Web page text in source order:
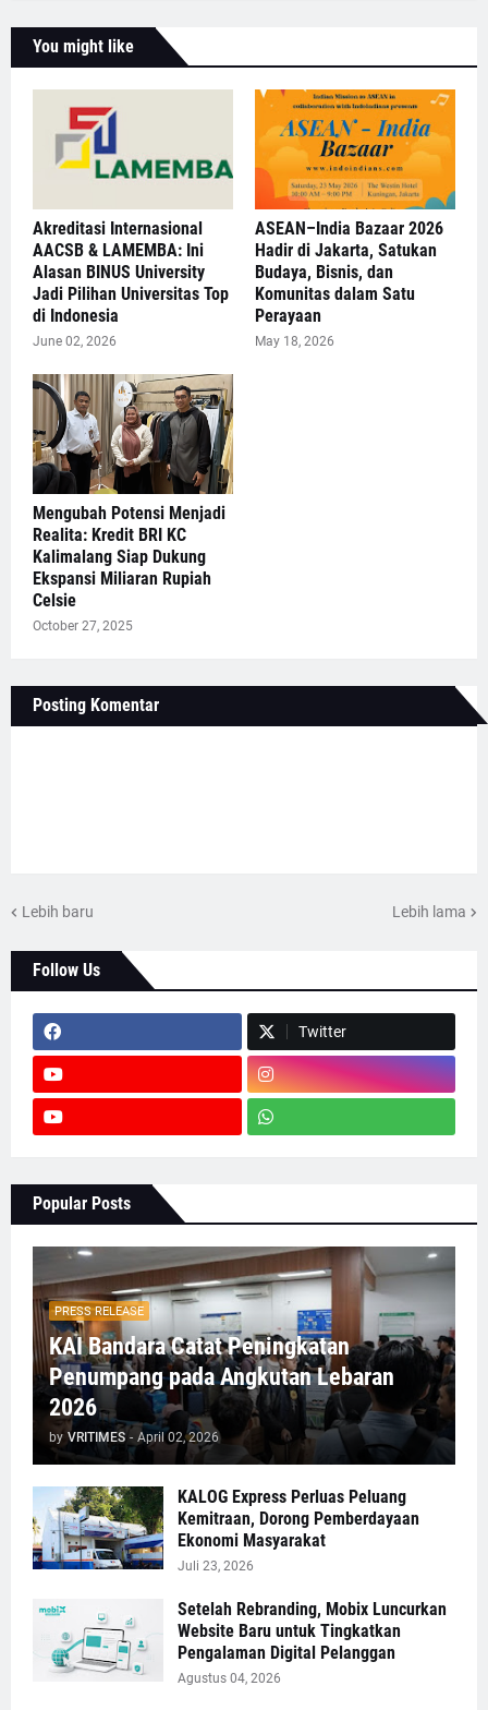
You might like
Akreditasi Internasional
AACSB & LAMEMBA: Ini
Alasan BINUS University
Jadi Pilihan Universitas Top
di Indonesia
June 02, 2026
ASEAN–India Bazaar 2026
Hadir di Jakarta, Satukan
Budaya, Bisnis, dan
Komunitas dalam Satu
Perayaan
May 18, 2026
Mengubah Potensi Menjadi
Realita: Kredit BRI KC
Kalimalang Siap Dukung
Ekspansi Miliaran Rupiah
Celsie
October 27, 2025
Posting Komentar
Lebih baru Lebih lama
Follow Us
Twitter
Popular Posts
PRESS RELEASE
KAI Bandara Catat Peningkatan
Penumpang pada Angkutan Lebaran
2026
by VRITIMES - April 02, 2026
KALOG Express Perluas Peluang
Kemitraan, Dorong Pemberdayaan
Ekonomi Masyarakat
Juli 23, 2026
Setelah Rebranding, Mobix Luncurkan
Website Baru untuk Tingkatkan
Pengalaman Digital Pelanggan
Agustus 04, 2026